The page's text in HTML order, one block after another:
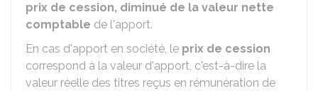
prix de cession, diminué de la valeur nette
comptable de l'apport.
En cas d'apport en société, le prix de cession
correspond à la valeur d'apport, c'est-à-dire la
valeur réelle des titres reçus en rémunération de